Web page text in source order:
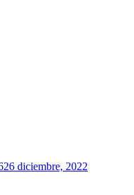
26 diciembre, 2022